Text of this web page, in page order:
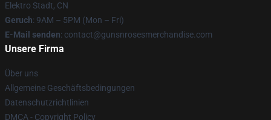
Elektro Stadt, CN
Geruch: 9AM – 5PM (Mon – Fri)
E-Mail senden: contact@gunsnrosesmerchandise.com
Unsere Firma
Über uns
Allgemeine Geschäftsbedingungen
Datenschutzrichtlinien
DMCA - Copyright Policy